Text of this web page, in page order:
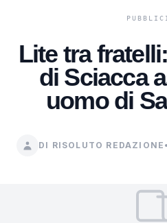
Lite tra
di Sciacca
uomo di
DI RISOLUTO REDAZIONE •